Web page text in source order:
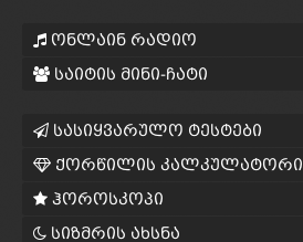
ონლაინ რადიო
საიტის მინი-ჩატი
სასიყვარულო ტესტები
ქორწილის კალკულატორი
ჰოროსკოპი
სიზმრის ახსნა